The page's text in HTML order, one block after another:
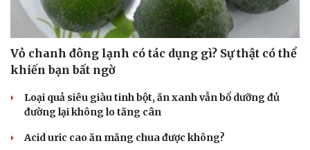
Vỏ chanh đông lạnh có tác dụng gì? Sự thật có thể
khiến bạn bất ngờ
Loại quả siêu giàu tinh bột, ăn xanh vẫn bổ dưỡng đủ
đường lại không lo tăng cân
Acid uric cao ăn măng chua được không?